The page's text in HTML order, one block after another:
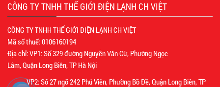
CÔNG TY TNHH THẾ GIỚI ĐIỆN LẠNH CH VIỆT
CÔNG TY TNHH THẾ GIỚI ĐIỆN LẠNH CH VIỆT
Mã số thuế: 0106160194
Địa chỉ: VP1: Số 329 đường Nguyễn Văn Cừ, Phường Ngọc
Lâm, Quận Long Biên, TP Hà Nội
VP2: Số 27 ngõ 242 Phú Viên, Phường Bồ Đề, Quận Long Biên, TP